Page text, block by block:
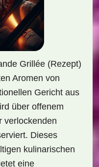
Grillée (Rezept)
Aromen von
Gericht aus
über offenem
verlockenden
Dieses
kulinarischen
eine